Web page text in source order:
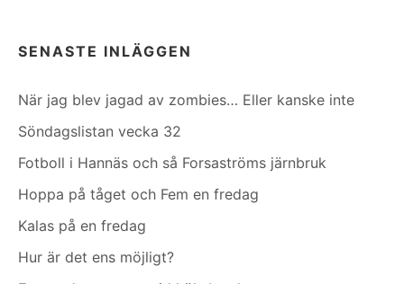
SENASTE INLÄGGEN
När jag blev jagad av zombies… Eller kanske inte
Söndagslistan vecka 32
Fotboll i Hannäs och så Forsaströms järnbruk
Hoppa på tåget och Fem en fredag
Kalas på en fredag
Hur är det ens möjligt?